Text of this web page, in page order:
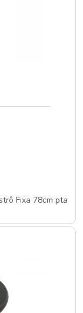
Fixa 78cm pta